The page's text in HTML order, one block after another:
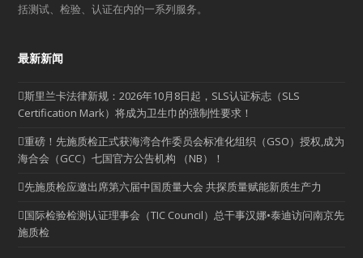
括测试、检验、认证在内的一系列服务。
最新新闻
斯里兰卡法律新规：2026年10月8日起，SLS认证标志（SLS
Certification Mark）将成为卫生巾的强制性要求！
重磅！先施质检正式获海湾合作委员会标准化组织（GSO）授权,成为
海合会（GCC）七国官方公告机构 （NB）！
先施质检应邀出席第六届中国质量大会 共探质量赋能新质生产力
国际检验检测认证理事会（TIC Council）总干事汉娜•泰迪访问南京先
施质检